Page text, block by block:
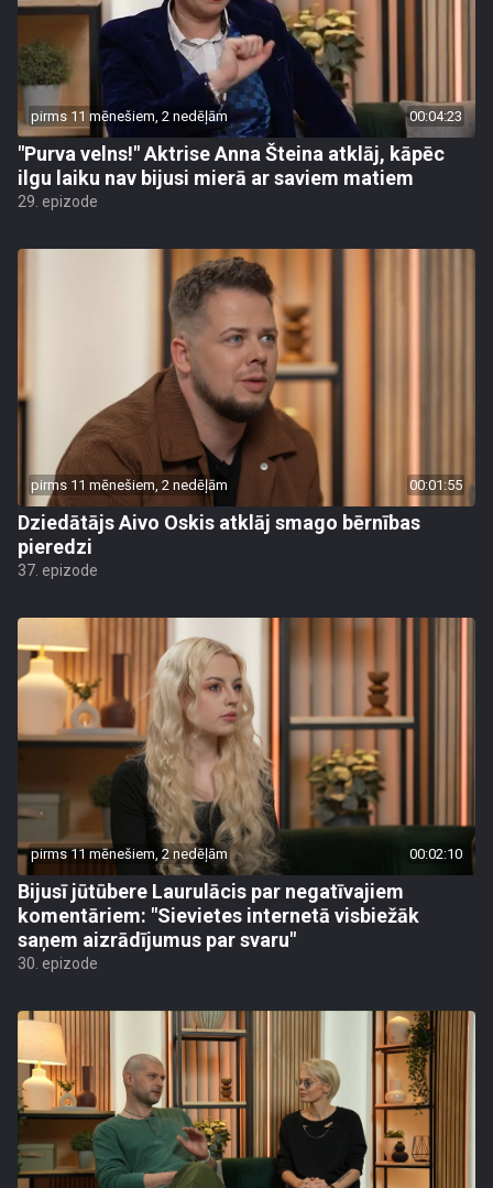
pirms 11 mēnešiem, 2 nedēļām 00:04:23
"Purva velns!" Aktrise Anna Šteina atklāj, kāpēc
ilgu laiku nav bijusi mierā ar saviem matiem
29. epizode
pirms 11 mēnešiem, 2 nedēļām 00:01:55
Dziedātājs Aivo Oskis atklāj smago bērnības
pieredzi
37. epizode
pirms 11 mēnešiem, 2 nedēļām 00:02:10
Bijusī jūtūbere Laurulācis par negatīvajiem
komentāriem: "Sievietes internetā visbiežāk
saņem aizrādījumus par svaru"
30. epizode